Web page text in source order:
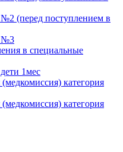
(перед поступлением в
№3
в специальные
1мес
категория
категория